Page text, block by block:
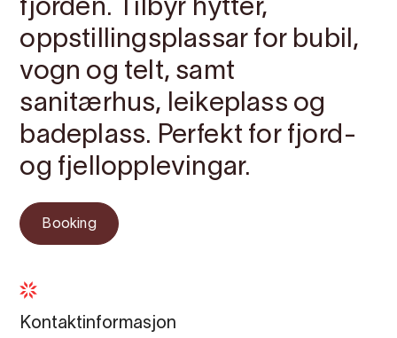
fjorden. Tilbyr hytter,
oppstillingsplassar for bubil,
vogn og telt, samt
sanitærhus, leikeplass og
badeplass. Perfekt for fjord-
og fjellopplevingar.
Booking
Kontaktinformasjon